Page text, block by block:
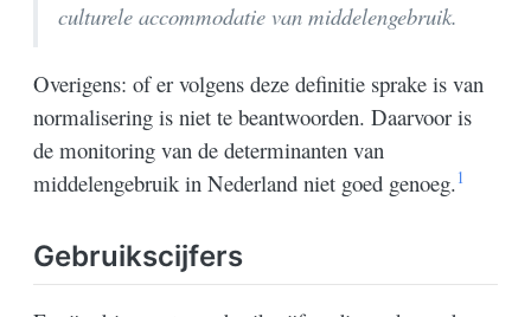
culturele accommodatie van middelengebruik.
Overigens: of er volgens deze definitie sprake is van
normalisering is niet te beantwoorden. Daarvoor is
de monitoring van de determinanten van
middelengebruik in Nederland niet goed genoeg.1
Gebruikscijfers